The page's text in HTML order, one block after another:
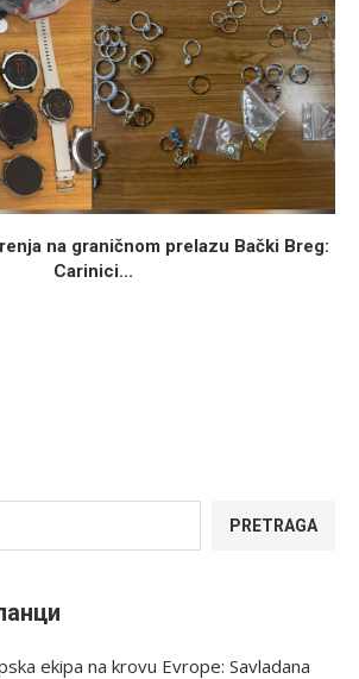
na graničnom prelazu Bački Breg:
Carinici...
PRETRAGA
ekipa na krovu Evrope: Savladana